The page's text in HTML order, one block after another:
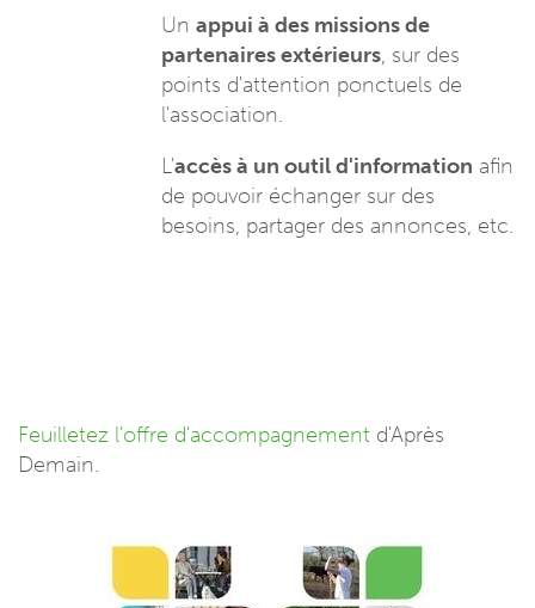
Un appui à des missions de
partenaires extérieurs, sur des
points d'attention ponctuels de
l'association.
L'accès à un outil d'information afin
de pouvoir échanger sur des
besoins, partager des annonces, etc.
Feuilletez l'offre d'accompagnement d'Après
Demain.